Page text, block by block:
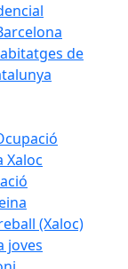
de
Xaloc
(Xaloc)
joves